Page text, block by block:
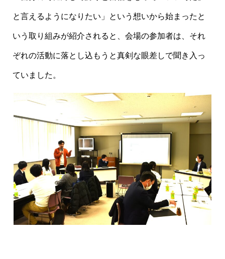
と言えるようになりたい」という想いから始まったと
いう取り組みが紹介されると、会場の参加者は、それ
ぞれの活動に落とし込もうと真剣な眼差しで聞き入っ
ていました。